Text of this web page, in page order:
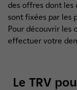
des offres dont les
sont fixées par les
Pour découvrir
effectuer votre
Le TRV